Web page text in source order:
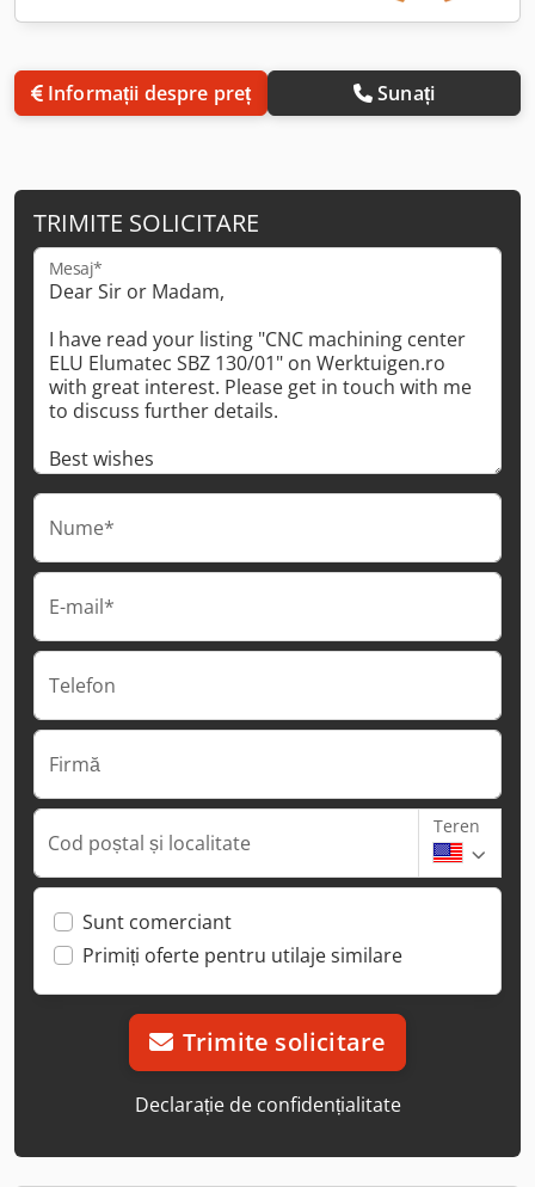
Informații despre preț Sunați
TRIMITE SOLICITARE
Mesaj*
Nume*
E-mail*
Telefon
Firmă
Cod poștal și localitate
Teren
Sunt comerciant
Primiți oferte pentru utilaje similare
Trimite solicitare
Declarație de confidențialitate